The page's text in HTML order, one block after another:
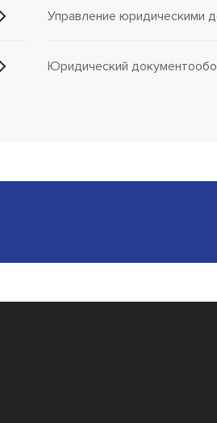
Управление юридическими
Юридический